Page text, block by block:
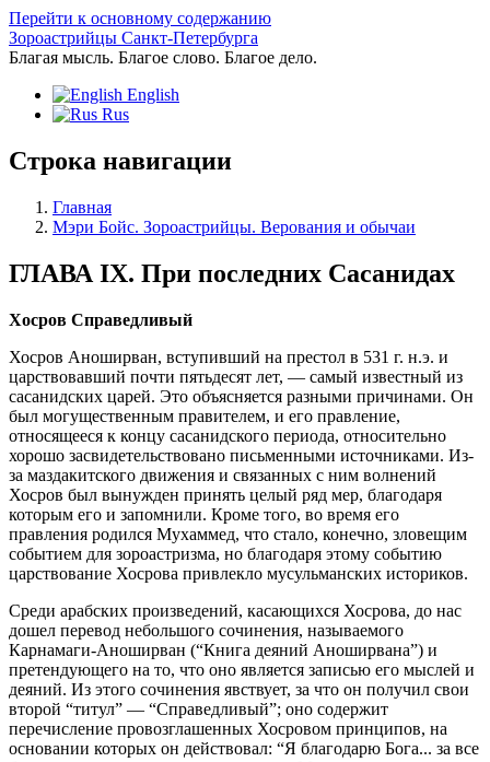
Перейти к основному содержанию
Зороастрийцы Санкт-Петербурга
Благая мысль. Благое слово. Благое дело.
English
Rus
Строка навигации
Главная
Мэри Бойс. Зороастрийцы. Верования и обычаи
ГЛАВА IX. При последних Сасанидах
Хосров Справедливый
Хосров Аноширван, вступивший на престол в 531 г. н.э. и
царствовавший почти пятьдесят лет, — самый известный из
сасанидских царей. Это объясняется разными причинами. Он
был могущественным правителем, и его правление,
относящееся к концу сасанидского периода, относительно
хорошо засвидетельствовано письменными источниками. Из-
за маздакитского движения и связанных с ним волнений
Хосров был вынужден принять целый ряд мер, благодаря
которым его и запомнили. Кроме того, во время его
правления родился Мухаммед, что стало, конечно, зловещим
событием для зороастризма, но благодаря этому событию
царствование Хосрова привлекло мусульманских историков.
Среди арабских произведений, касающихся Хосрова, до нас
дошел перевод небольшого сочинения, называемого
Карнамаги-Аноширван (“Книга деяний Аноширвана”) и
претендующего на то, что оно является записью его мыслей и
деяний. Из этого сочинения явствует, за что он получил свои
второй “титул” — “Справедливый”; оно содержит
перечисление провозглашенных Хосровом принципов, на
основании которых он действовал: “Я благодарю Бога... за все